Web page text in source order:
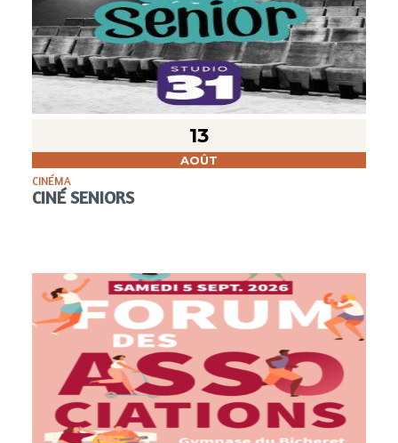
13
AOÛT
CINÉMA
CINÉ SENIORS